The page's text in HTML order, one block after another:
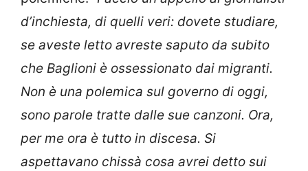
d’inchiesta, di quelli veri: dovete studiare,
se aveste letto avreste saputo da subito
che Baglioni è ossessionato dai migranti.
Non è una polemica sul governo di oggi,
sono parole tratte dalle sue canzoni. Ora,
per me ora è tutto in discesa. Si
aspettavano chissà cosa avrei detto sui